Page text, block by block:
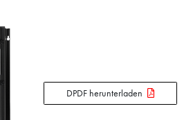
DPDF herunterladen